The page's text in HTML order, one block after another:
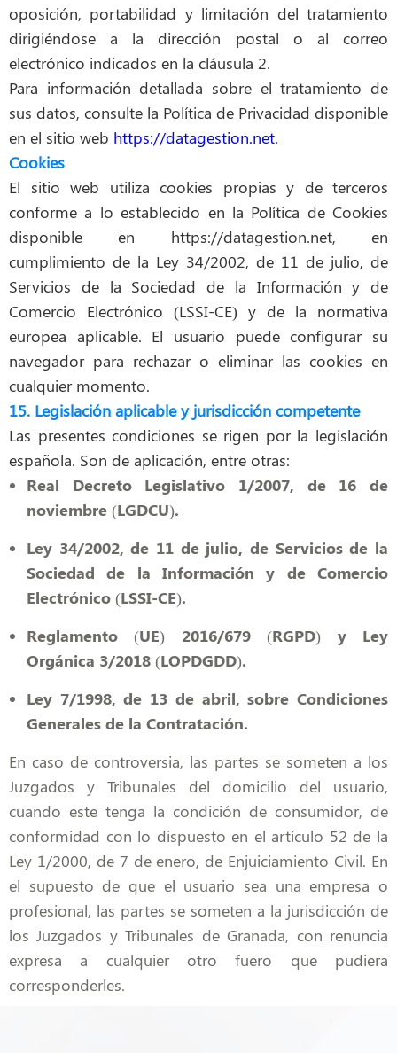
oposición, portabilidad y limitación del tratamiento
dirigiéndose a la dirección postal o al correo
electrónico indicados en la cláusula 2.
Para información detallada sobre el tratamiento de
sus datos, consulte la Política de Privacidad disponible
en el sitio web https://datagestion.net.
Cookies
El sitio web utiliza cookies propias y de terceros
conforme a lo establecido en la Política de Cookies
disponible en https://datagestion.net, en
cumplimiento de la Ley 34/2002, de 11 de julio, de
Servicios de la Sociedad de la Información y de
Comercio Electrónico (LSSI-CE) y de la normativa
europea aplicable. El usuario puede configurar su
navegador para rechazar o eliminar las cookies en
cualquier momento.
15. Legislación aplicable y jurisdicción competente
Las presentes condiciones se rigen por la legislación
española. Son de aplicación, entre otras:
Real Decreto Legislativo 1/2007, de 16 de
noviembre (LGDCU).
Ley 34/2002, de 11 de julio, de Servicios de la
Sociedad de la Información y de Comercio
Electrónico (LSSI-CE).
Reglamento (UE) 2016/679 (RGPD) y Ley
Orgánica 3/2018 (LOPDGDD).
Ley 7/1998, de 13 de abril, sobre Condiciones
Generales de la Contratación.
En caso de controversia, las partes se someten a los
Juzgados y Tribunales del domicilio del usuario,
cuando este tenga la condición de consumidor, de
conformidad con lo dispuesto en el artículo 52 de la
Ley 1/2000, de 7 de enero, de Enjuiciamiento Civil. En
el supuesto de que el usuario sea una empresa o
profesional, las partes se someten a la jurisdicción de
los Juzgados y Tribunales de Granada, con renuncia
expresa a cualquier otro fuero que pudiera
corresponderles.